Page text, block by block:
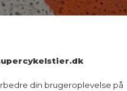
din brugeroplevelse på